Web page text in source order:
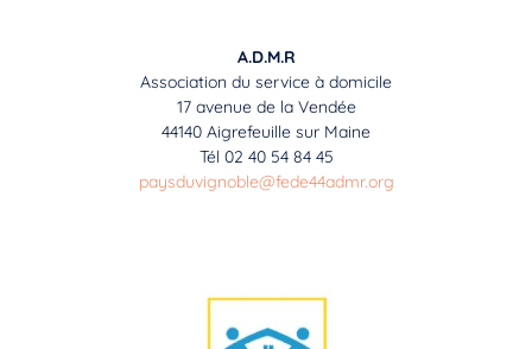
A.D.M.R
Association du service à domicile
17 avenue de la Vendée
44140 Aigrefeuille sur Maine
Tél 02 40 54 84 45
paysduvignoble@fede44admr.org